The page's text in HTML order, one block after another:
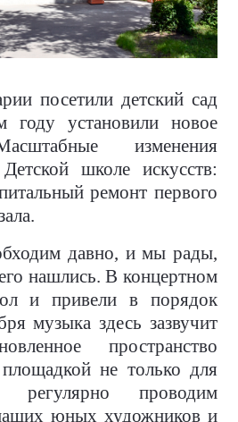
посетили детский сад
установили новое
изменения
школе искусств:
ремонт первого
давно, и мы рады,
нашлись. В концертном
и привели в порядок
музыка здесь зазвучит
пространство
не только для
регулярно проводим
юных художников и